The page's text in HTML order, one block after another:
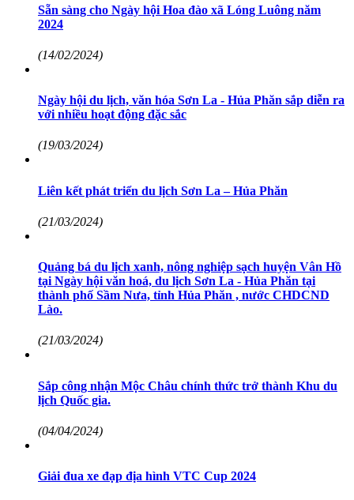
Sẵn sàng cho Ngày hội Hoa đào xã Lóng Luông năm
2024
(14/02/2024)
Ngày hội du lịch, văn hóa Sơn La - Hủa Phăn sắp diễn ra
với nhiều hoạt động đặc sắc
(19/03/2024)
Liên kết phát triển du lịch Sơn La – Hủa Phăn
(21/03/2024)
Quảng bá du lịch xanh, nông nghiệp sạch huyện Vân Hồ
tại Ngày hội văn hoá, du lịch Sơn La - Hủa Phăn tại
thành phố Sầm Nưa, tỉnh Hủa Phăn , nước CHDCND
Lào.
(21/03/2024)
Sắp công nhận Mộc Châu chính thức trở thành Khu du
lịch Quốc gia.
(04/04/2024)
Giải đua xe đạp địa hình VTC Cup 2024